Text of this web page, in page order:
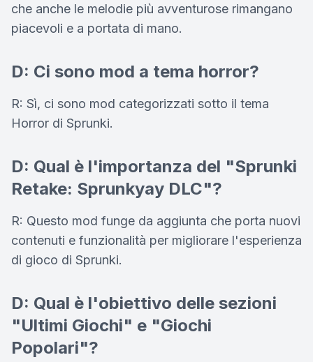
che anche le melodie più avventurose rimangano
piacevoli e a portata di mano.
D: Ci sono mod a tema horror?
R: Sì, ci sono mod categorizzati sotto il tema
Horror di Sprunki.
D: Qual è l'importanza del "Sprunki
Retake: Sprunkyay DLC"?
R: Questo mod funge da aggiunta che porta nuovi
contenuti e funzionalità per migliorare l'esperienza
di gioco di Sprunki.
D: Qual è l'obiettivo delle sezioni
"Ultimi Giochi" e "Giochi
Popolari"?